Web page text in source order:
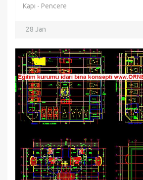
Kapı - Pencere
28 Jan